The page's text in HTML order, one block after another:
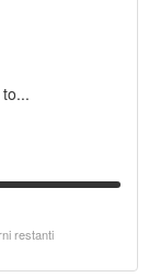
restanti